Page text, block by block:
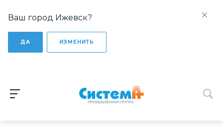
Ваш город Ижевск?
ДА ИЗМЕНИТЬ